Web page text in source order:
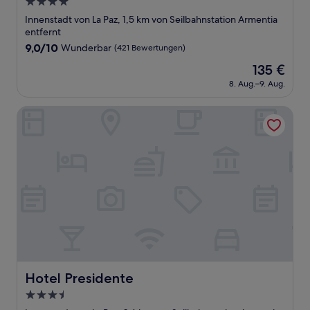
Sterne-
Unterkunft
Innenstadt von La Paz, 1,5 km von Seilbahnstation Armentia
entfernt
9.0
Bewertungen)
9,0/10 Wunderbar (421 Bewertungen)
Der
Preis
beträgt
135 €
8. Aug.–9. Aug.
Hotel Presidente
Hotel Presidente
3.5-